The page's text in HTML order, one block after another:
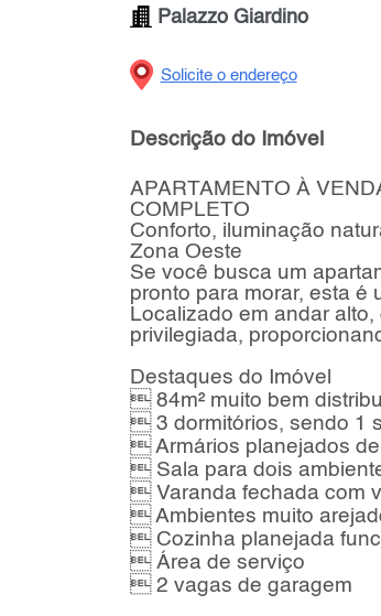
Palazzo Giardino
Solicite o endereço
Descrição do Imóvel
APARTAMENTO À
COMPLETO
Conforto, iluminação
Zona Oeste
Se você busca um
pronto para morar, esta é
Localizado em andar
privilegiada,
Destaques do Imóvel
 84m² muito bem
 3 dormitórios, sendo 1
 Armários planejados
 Sala para dois
 Varanda fechada com
 Ambientes muito
 Cozinha planejada
 Área de serviço
 2 vagas de garagem